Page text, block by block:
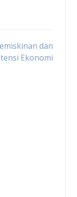
dan
Ekonomi